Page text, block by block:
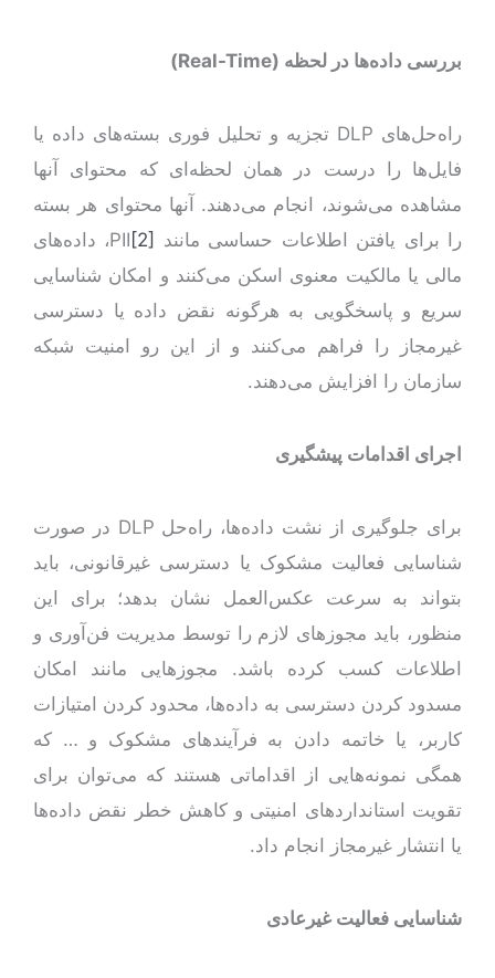
بررسی داده‌ها در لحظه (Real-Time
)
راه‌حل‌های DLP تجزیه و تحلیل فوری بسته‌های داده یا
فایل‌ها را درست در همان لحظه‌ای که محتوای آنها
مشاهده می‌شوند، انجام می‌دهند. آنها محتوای هر بسته
را برای یافتن اطلاعات حساسی مانند PII [2]
، داده‌های
مالی یا مالکیت معنوی اسکن می‌کنند و امکان شناسایی
سریع و پاسخگویی به هرگونه نقض داده یا دسترسی
غیرمجاز را فراهم می‌کنند و از این رو امنیت شبکه
سازمان را افزایش می‌دهند.
اجرای اقدامات پیشگیری
برای جلوگیری از نشت داده‌ها، راه‌حل DLP در صورت
شناسایی فعالیت مشکوک یا دسترسی غیرقانونی، باید
بتواند به سرعت عکس‌العمل نشان بدهد؛ برای این
منظور، باید مجوزهای لازم را توسط مدیریت فن‌آوری و
اطلاعات کسب کرده باشد. مجوزهایی مانند امکان
مسدود کردن دسترسی به داده‌ها، محدود کردن امتیازات
کاربر، یا خاتمه دادن به فرآیندهای مشکوک و … که
همگی نمونه‌هایی از اقداماتی هستند که می‌توان برای
تقویت استانداردهای امنیتی و کاهش خطر نقض داده‌ها
یا انتشار غیرمجاز انجام داد.
شناسایی فعالیت غیرعادی